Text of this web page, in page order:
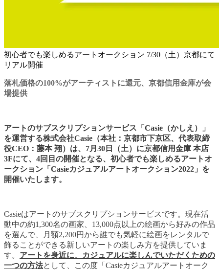
初心者でも楽しめるアートオークション 7/30（土）京都にて
リアル開催
落札価格の100%がアーティストに還元、京都信用金庫が会
場提供
アートのサブスクリプションサービス「Casie（かしえ）」
を運営する株式会社Casie（本社：京都市下京区、代表取締
役CEO：藤本 翔）は、7月30日（土）に京都信用金庫 本店
3Fにて、4回目の開催となる、初心者でも楽しめるアートオ
ークション「Casieカジュアルアートオークション2022」を
開催いたします。
Casieはアートのサブスクリプションサービスです。現在活
動中の約1,300名の画家、13,000点以上の絵画から好みの作品
を選んで、月額2,200円から誰でも気軽に絵画をレンタルで
飾ることができる新しいアートの楽しみ方を提供していま
す。 アートを身近に、カジュアルに楽しんでいただくための
一つの方法として、この度「Casieカジュアルアートオーク